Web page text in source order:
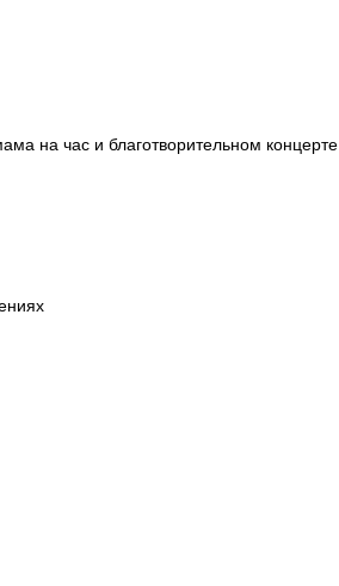
на час и благотворительном концерте